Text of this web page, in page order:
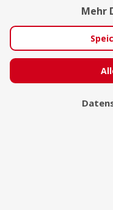
Mehr